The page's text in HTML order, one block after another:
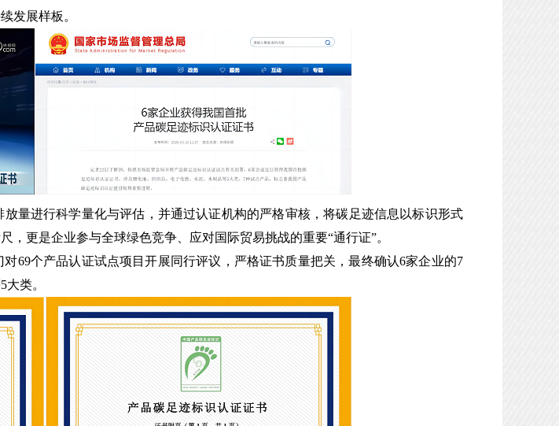
发展样板。
量进行科学量化与评估，并通过认证机构的严格审核，将碳足迹信息以标识形式
更是企业参与全球绿色竞争、应对国际贸易挑战的重要“通行证”。
69个产品认证试点项目开展同行评议，严格证书质量把关，最终确认6家企业的7
类。